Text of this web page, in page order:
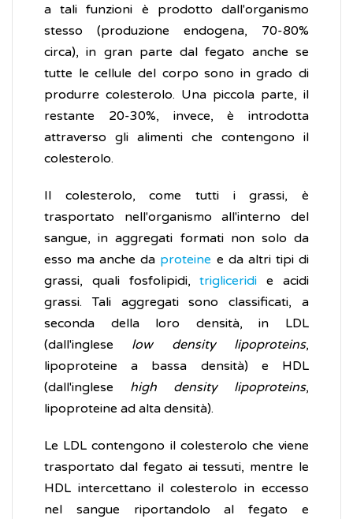
a tali funzioni è prodotto dall'organismo
stesso (produzione endogena, 70-80%
circa), in gran parte dal fegato anche se
tutte le cellule del corpo sono in grado di
produrre colesterolo. Una piccola parte, il
restante 20-30%, invece, è introdotta
attraverso gli alimenti che contengono il
colesterolo.
Il colesterolo, come tutti i grassi, è
trasportato nell'organismo all'interno del
sangue, in aggregati formati non solo da
esso ma anche da proteine e da altri tipi di
grassi, quali fosfolipidi,trigliceridie acidi
grassi. Tali aggregati sono classificati, a
seconda della loro densità, in LDL
(dall'inglese low density lipoproteins,
lipoproteine a bassa densità) e HDL
(dall'inglese high density lipoproteins,
lipoproteine ad alta densità).
Le LDL contengono il colesterolo che viene
trasportato dal fegato ai tessuti, mentre le
HDL intercettano il colesterolo in eccesso
nel sangue riportandolo al fegato e